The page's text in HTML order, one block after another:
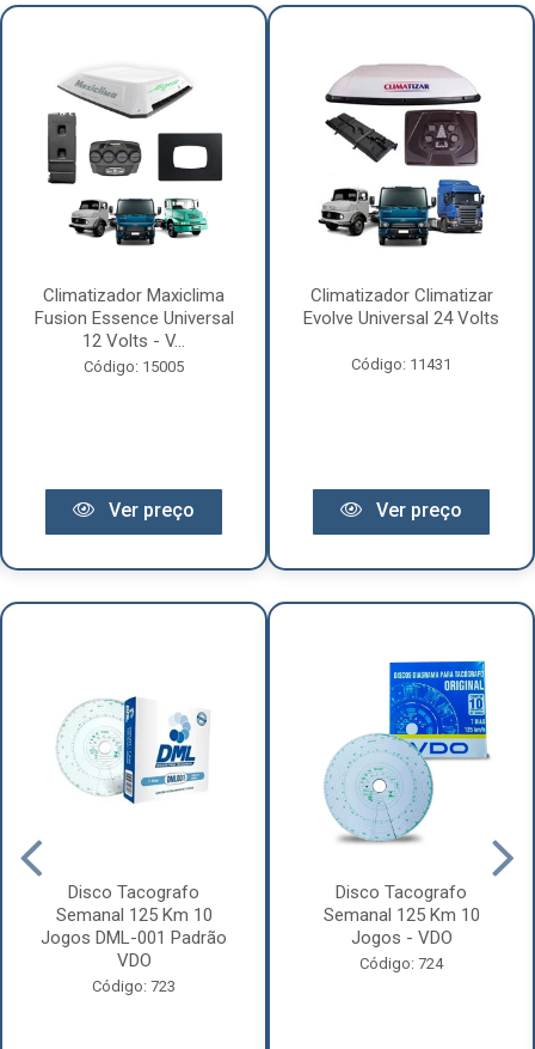
Climatizador Maxiclima
Fusion Essence Universal
12 Volts - V...
Código: 15005
Ver preço
Climatizador Climatizar
Evolve Universal 24 Volts
Código: 11431
Ver preço
Disco Tacografo
Semanal 125 Km 10
Jogos DML-001 Padrão
VDO
Código: 723
Disco Tacografo
Semanal 125 Km 10
Jogos - VDO
Código: 724